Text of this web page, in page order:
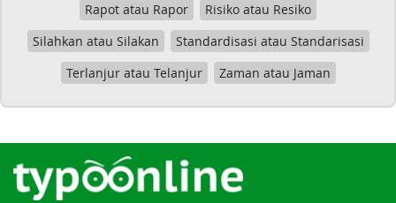
Rapot atau Rapor
Risiko atau Resiko
Silahkan atau Silakan
Standardisasi atau Standarisasi
Terlanjur atau Telanjur
Zaman atau Jaman